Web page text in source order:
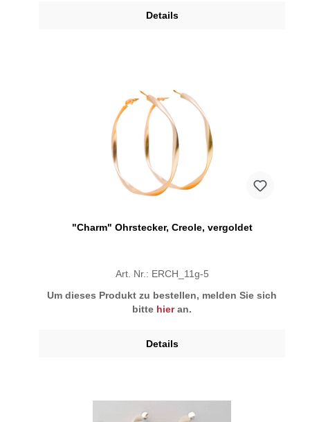
Details
"Charm" Ohrstecker, Creole, vergoldet
Art. Nr.: ERCH_11g-5
Um dieses Produkt zu bestellen, melden Sie sich
bitte hieran.
Details